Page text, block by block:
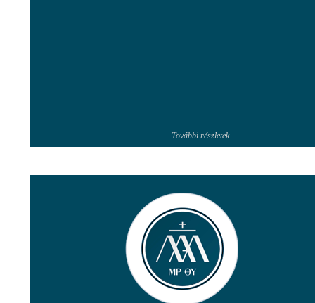
További részletek